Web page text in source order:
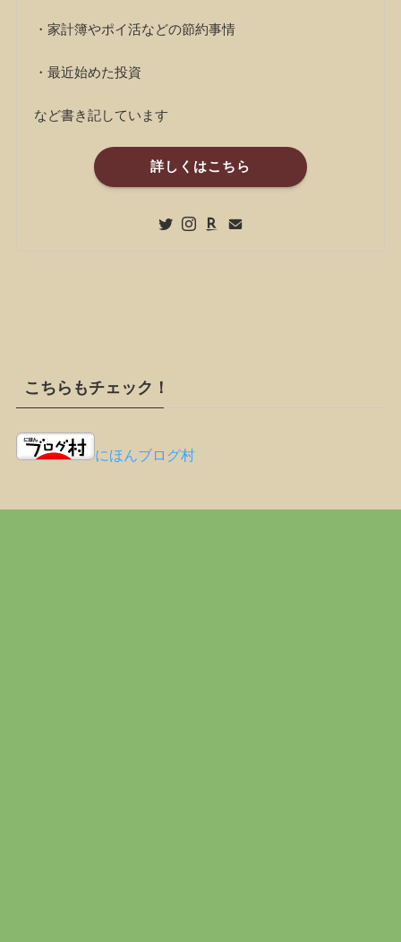
・家計簿やポイ活などの節約事情
・最近始めた投資
など書き記しています
詳しくはこちら
こちらもチェック！
にほんブログ村